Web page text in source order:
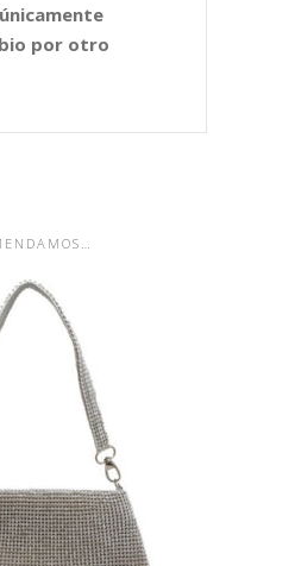
por otro
DE FIESTA
CON
35,01€